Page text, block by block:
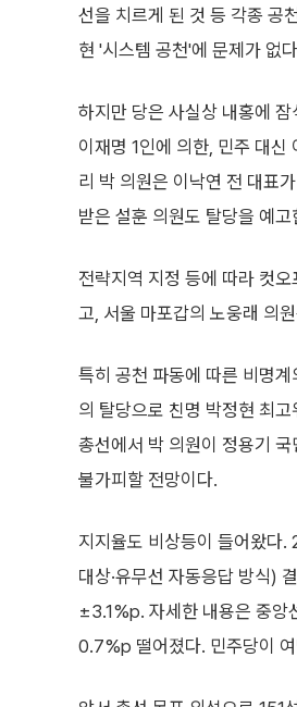
선을 치르게 된 것 등 각종 공
현 '시스템 공천'에 문제가 없
하지만 당은 사실상 내홍에
이재명 1인에 의한, 민주 대
리 박 의원은 이낙연 전 대표
받은 설훈 의원도 탈당을 예
전략지역 지정 등에 따라 컷
고, 서울 마포갑의 노웅래 의
특히 공천 파동에 따른 비명
의 탈당으로 친명 박정현 최
총선에서 박 의원이 정용기
불가피할 전망이다.
지지율도 비상등이 들어왔다
대상·유무선 자동응답 방식)
±3.1%p. 자세한 내용은 중앙
0.7%p 떨어졌다. 민주당이